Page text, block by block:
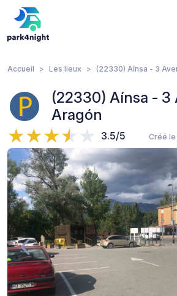
Accueil Les lieux (22330) Aínsa - 3
(22330) Aínsa - 3
Aragón
3.5/5 Créé le